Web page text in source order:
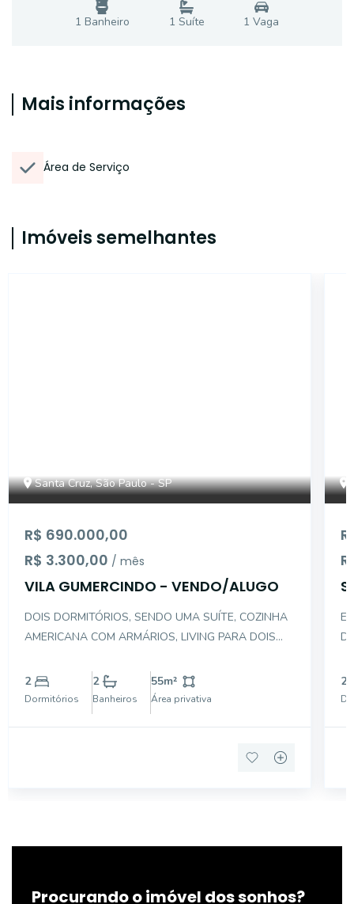
1 Banheiro 1 Suíte 1 Vaga
Mais informações
Área de Serviço
Imóveis semelhantes
Santa Cruz, São Paulo - SP
R$ 690.000,00
R$ 3.300,00 / mês
VILA GUMERCINDO - VENDO/ALUGO
DOIS DORMITÓRIOS, SENDO UMA SUÍTE, COZINHA
AMERICANA COM ARMÁRIOS, LIVING PARA DOIS
E SALA. AMPLA VARANDA, PONTOS PARA AR
CONDICIONADO NA SALA QUARTOS. LAZER
COMPLETO, ANDAR ALTO, VAGO. A DIRECTA
2
Dormitórios
2
Banheiros
55m²
Área privativa
2
Procurando o imóvel dos sonhos?